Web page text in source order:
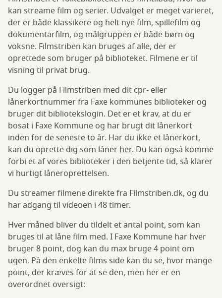
kan streame film og serier. Udvalget er meget varieret,
der er både klassikere og helt nye film, spillefilm og
dokumentarfilm, og målgruppen er både børn og
voksne. Filmstriben kan bruges af alle, der er
oprettede som bruger på biblioteket. Filmene er til
visning til privat brug.
Du logger på Filmstriben med dit cpr- eller
lånerkortnummer fra Faxe kommunes biblioteker og
bruger dit bibliotekslogin. Det er et krav, at du er
bosat i Faxe Kommune og har brugt dit lånerkort
inden for de seneste to år. Har du ikke et lånerkort,
kan du oprette dig som lånerher. Du kan også komme
forbi et af vores biblioteker i den betjente tid, så klarer
vi hurtigt låneroprettelsen.
Du streamer filmene direkte fra Filmstriben.dk, og du
har adgang til videoen i 48 timer.
Hver måned bliver du tildelt et antal point, som kan
bruges til at låne film med. I Faxe Kommune har hver
bruger 8 point, dog kan du max bruge 4 point om
ugen. På den enkelte films side kan du se, hvor mange
point, der kræves for at se den, men her er en
overordnet oversigt: